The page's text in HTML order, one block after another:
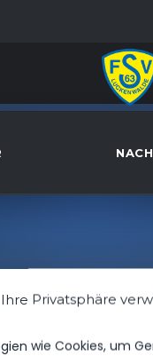
Ihre Privatsphäre
wie Cookies, um